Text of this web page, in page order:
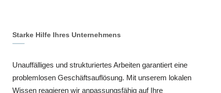
Starke Hilfe Ihres Unternehmens
Unauffälliges und strukturiertes Arbeiten garantiert eine
problemlosen Geschäftsauflösung. Mit unserem lokalen
Wissen reagieren wir anpassungsfähig auf Ihre